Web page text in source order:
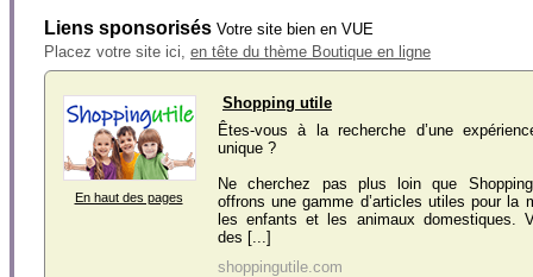
Liens sponsorisés Votre site bien en VUE
Placez votre site ici, en tête du thème Boutique en ligne
En haut des pages
Shopping utile
Êtes-vous à la recherche d’une
unique ?
Ne cherchez pas plus loin que
offrons une gamme d’articles utiles pour la
les enfants et les animaux domestiques.
des [...]
shoppingutile.com